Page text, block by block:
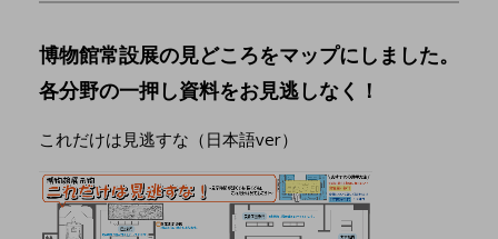
博物館常設展の見どころをマップにしました。
各分野の一押し資料をお見逃しなく！
これだけは見逃すな（日本語ver）